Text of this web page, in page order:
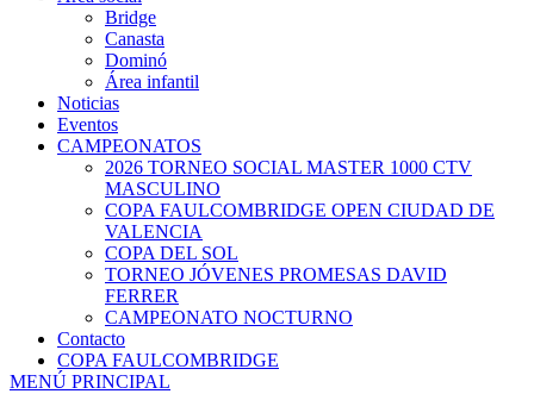
Bridge
Canasta
Dominó
Área infantil
Noticias
Eventos
CAMPEONATOS
2026 TORNEO SOCIAL MASTER 1000 CTV
MASCULINO
COPA FAULCOMBRIDGE OPEN CIUDAD DE
VALENCIA
COPA DEL SOL
TORNEO JÓVENES PROMESAS DAVID
FERRER
CAMPEONATO NOCTURNO
Contacto
COPA FAULCOMBRIDGE
MENÚ PRINCIPAL